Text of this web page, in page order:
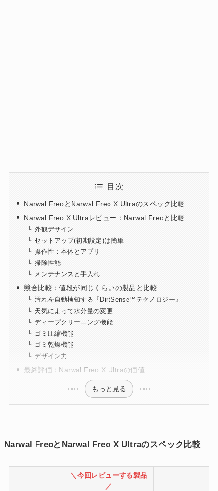
目次
Narwal FreoとNarwal Freo X Ultraのスペック比較
Narwal Freo X Ultraレビュー：Narwal Freoと比較
外観デザイン
セットアップ(初期設定)は簡単
操作性：本体とアプリ
掃除性能
メンテナンスと手入れ
競合比較：値段が同じくらいの製品と比較
汚れを自動検知する『DirtSense™テクノロジー』
天気によって水分量の変更
ディープクリーニング機能
ゴミ圧縮機能
ゴミ乾燥機能
デザイン力
最終評価：Narwal Freo X Ultraの価値
もっと見る
Narwal FreoとNarwal Freo X Ultraのスペック比較
＼今回レビューする製品
／